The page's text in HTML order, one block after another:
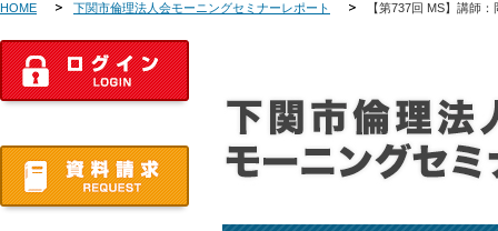
HOME 下関市倫理法人会モーニングセミナーレポート 【第737回 MS】講師